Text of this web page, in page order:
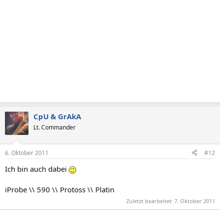
CpU & GrAkA
Lt. Commander
6. Oktober 2011 #12
Ich bin auch dabei
iProbe \\ 590 \\ Protoss \\ Platin
Zuletzt bearbeitet: 7. Oktober 2011